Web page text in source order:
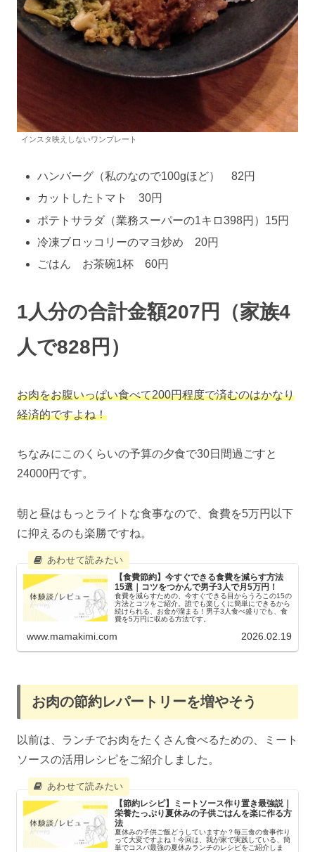
インスタ映えしないワンプレート
ハンバーグ（私のなので100gほど） 82円
カットしたトマト 30円
ポテトサラダ（業務スーパーの1キロ398円）15円
冷凍ブロッコリーのマヨ炒め 20円
ごはん お茶碗1杯 60円
1人分の合計金額207円（家族4
人で828円）
お肉をお腹いっぱい食べて200円程度で済むのはかなり
経済的ですよね！
ちなみにこのくらいの予算の夕食で30日間過ごすと
24000円です。
朝と昼はもっとライトな食事なので、食費を5万円以下
に抑えるのも楽勝ですね。
【食費節約】今すぐできる食費を減らす方法
15選｜コツをつかんで男子3人で月5万円！
食費を減らすための、今すぐできる目からうろこの15の
方法とコツをご紹介。誰でも楽しくに簡単にできるから
続けられる、お金が溜まる！男子3人食べ盛りでも、食
費を5万円に収める方法です。
www.mamakimi.com 2026.02.19
お肉の節約レパートリーを増やそう
以前は、ランチでお肉をたくさん食べるための、ミート
ソースの活用レシピをご紹介しました。
【節約レシピ】ミートソース作り置き最強説｜
栄養たっぷり夏休みの子供ごはんを楽に作る方
法
夏休みの子供ご飯どうしていますか？毎三食の食事作り
って大変ですよね！今回は、我が家で実践している、簡
単でコスパ最強の夏休みランチのレシピをご紹介しま